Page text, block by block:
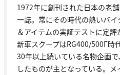
1972年に創刊された日本の老
一誌。常にその時代の熱いバ
＆アイテムの実証テストに定
新車スクープはRG400/500Γ時
30年以上続いている名物企画
したものが主となっている。